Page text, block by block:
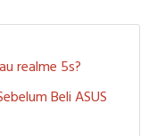
realme 5s?
Beli ASUS